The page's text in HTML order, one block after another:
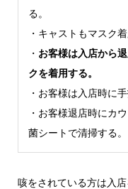
る。
・キャストもマスク着
・ お客様は入店から
クを着用する。
・お客様は入店時に
・お客様退店時にカ
菌シートで清掃する。
咳をされている方は入